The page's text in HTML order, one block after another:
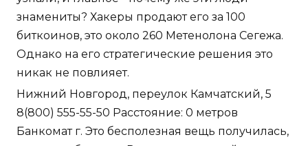
знамениты? Хакеры продают его за 100
биткоинов, это около 260 Метенолона Сегежа.
Однако на его стратегические решения это
никак не повлияет.
Нижний Новгород, переулок Камчатский, 5
8(800) 555-55-50 Расстояние: 0 метров
Банкомат г. Это бесполезная вещь получилась,